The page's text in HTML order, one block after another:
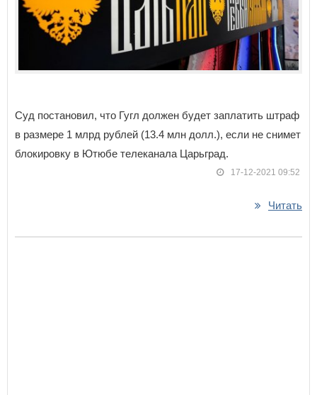
Суд постановил, что Гугл должен будет заплатить штраф
в размере 1 млрд рублей (13.4 млн долл.), если не снимет
блокировку в Ютюбе телеканала Царьград.
17-12-2021 09:52
Читать